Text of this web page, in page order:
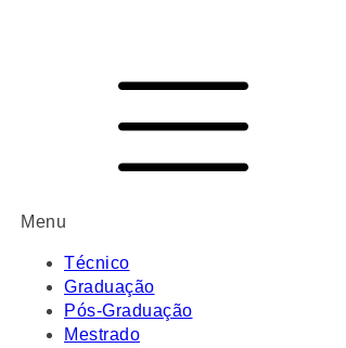
Menu
Técnico
Graduação
Pós-Graduação
Mestrado